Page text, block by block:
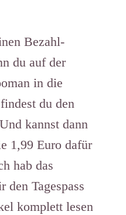
Bezahl-
du auf der
in die
du den
kannst dann
1,99 Euro dafür
hab das
den Tagespass
komplett lesen